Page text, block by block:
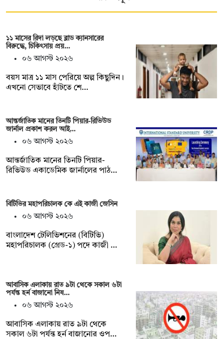
১১ মাসের রিদা লড়ছে ব্লাড ক্যানসারের
বিরুদ্ধে, চিকিৎসায় প্রয়…
০৬ আগস্ট ২০২৬
বয়স মাত্র ১১ মাস পেরিয়ে অল্প কিছুদিন।
এখনো সেভাবে হাঁটতে শে…
আন্তর্জাতিক মানের তিনটি পিয়ার-রিভিউড
জার্নাল প্রকাশ করল আই…
০৬ আগস্ট ২০২৬
আন্তর্জাতিক মানের তিনটি পিয়ার-
রিভিউড একাডেমিক জার্নালের পাঠ…
বিটিভির মহাপরিচালক কে এই কাজী জেসিন
০৬ আগস্ট ২০২৬
বাংলাদেশ টেলিভিশনের (বিটিভি)
মহাপরিচালক (গ্রেড-১) পদে কাজী …
আবাসিক এলাকায় রাত ৯টা থেকে সকাল ৬টা
পর্যন্ত হর্ন বাজানো নিষ…
০৬ আগস্ট ২০২৬
আবাসিক এলাকায় রাত ৯টা থেকে
সকাল ৬টা পর্যন্ত হর্ন বাজানোর ওপ…